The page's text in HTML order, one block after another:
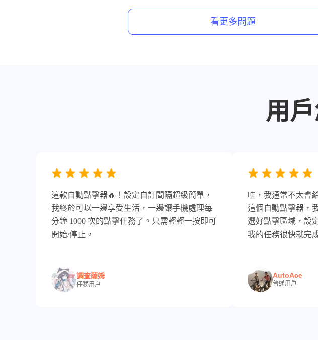
看更多問題
用
這款自動點擊器🔥！設定自訂間隔超級簡單，
我終於可以一邊享受生活，一邊讓手機處理每
分鐘 1000 次的點擊任務了。只需輕輕一按即可
開始/停止。
調查薩姆
任務用户
哇，我通常不太會
這個自動點擊器，
選好點擊區域，設
我的任務很快就完
AutoAce
普通用戶